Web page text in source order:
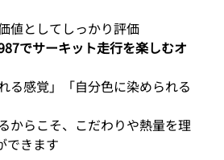
としてしっかり評価
でサーキット走行を楽しむオ
感覚」「自分色に染められる
らこそ、こだわりや熱量を理
できます